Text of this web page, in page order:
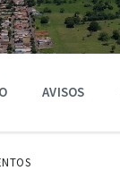
AVISOS